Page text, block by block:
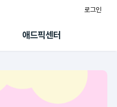
로그인
애드픽센터
멤버십 센터
마이도메인